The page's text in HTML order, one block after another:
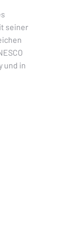
seiner
und in